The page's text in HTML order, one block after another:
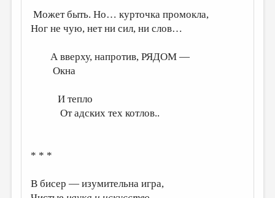
Может быть. Но… курточка промокла,
Ног не чую, нет ни сил, ни слов…
А вверху, напротив, РЯДОМ —
Окна
И тепло
От адских тех котлов..
* * *
В бисер — изумительна игра,